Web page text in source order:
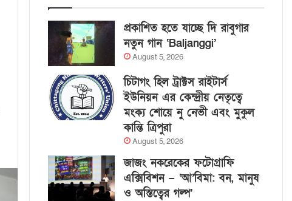
প্রকাশিত হতে যাচ্ছে দি রাবুগার
নতুন গান ‘Baljanggi’
August 5, 2026
চিটাগং হিল ট্রাক্টস রাইটার্স
ইউনিয়ন এর কেন্দ্রীয় নেতৃত্বে
মংক্য শোয়ে নু নেভী এবং মুকুল
কান্তি ত্রিপুরা
August 5, 2026
জাজং নকরেকের ফটোগ্রাফি
এক্সিবিশন – ‘আ’বিমা: বন, মানুষ
ও অস্তিত্বের গল্প’